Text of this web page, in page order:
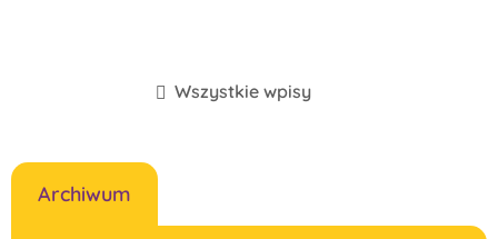
Wszystkie wpisy
Archiwum